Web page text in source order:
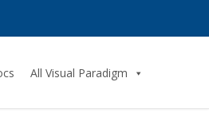
All Visual Paradigm